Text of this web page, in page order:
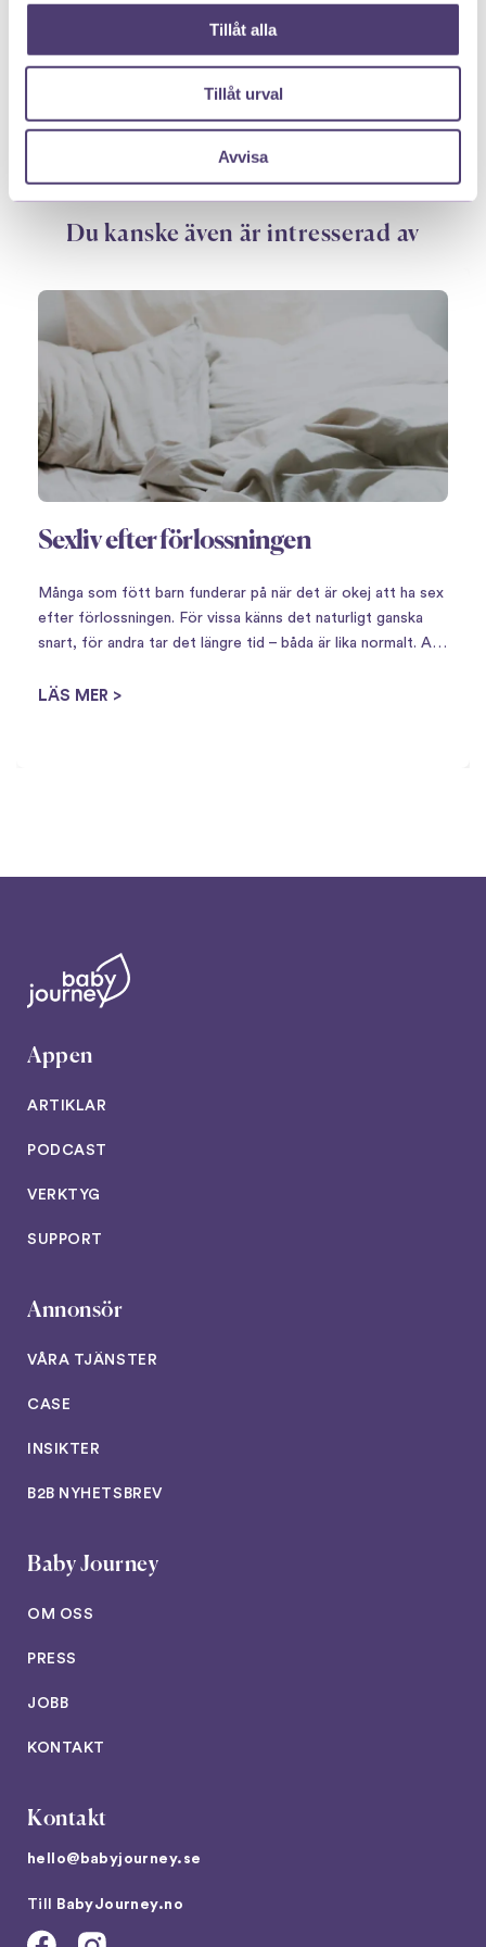
Tillåt alla
Tillåt urval
Avvisa
Du kanske även är intresserad av
Sexliv efter förlossningen
Många som fött barn funderar på när det är okej att ha sex
efter förlossningen. För vissa känns det naturligt ganska
snart, för andra tar det längre tid – båda är lika normalt. Att
LÄS MER >
Appen
ARTIKLAR
PODCAST
VERKTYG
SUPPORT
Annonsör
VÅRA TJÄNSTER
CASE
INSIKTER
B2B NYHETSBREV
Baby Journey
OM OSS
PRESS
JOBB
KONTAKT
Kontakt
hello@babyjourney.se
Till BabyJourney.no